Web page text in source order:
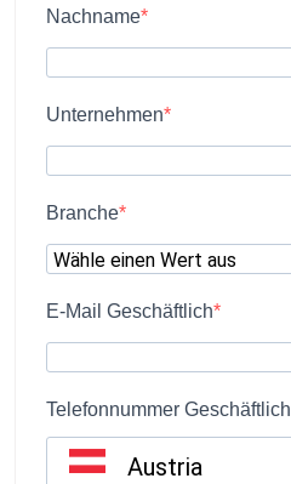
Nachname
Unternehmen
Branche
E-Mail Geschäftlich
Telefonnummer Geschäftlich
Austria